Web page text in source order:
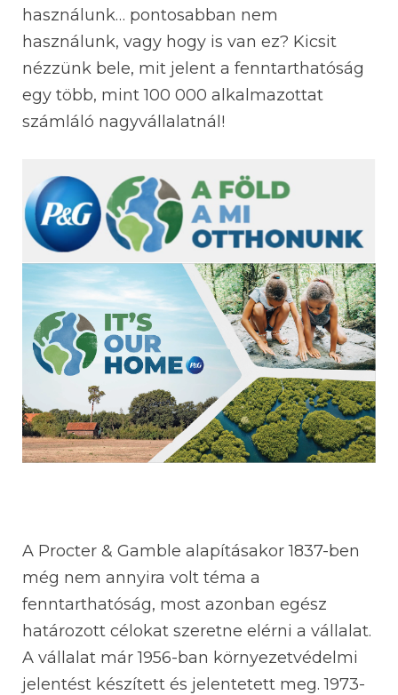
használunk… pontosabban nem
használunk, vagy hogy is van ez? Kicsit
nézzünk bele, mit jelent a fenntarthatóság
egy több, mint 100 000 alkalmazottat
számláló nagyvállalatnál!
A Procter & Gamble alapításakor 1837-ben
még nem annyira volt téma a
fenntarthatóság, most azonban egész
határozott célokat szeretne elérni a vállalat.
A vállalat már 1956-ban környezetvédelmi
jelentést készített és jelentetett meg. 1973-